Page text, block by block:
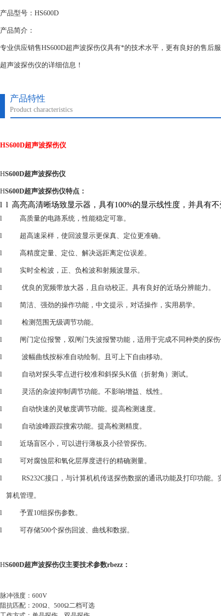
产品型号：HS600D
产品简介：
专业供应销售HS600D超声波探伤仪具有*的技术水平，更有良好的售后
超声波探伤仪的详细信息！
产品特性
Product characteristics
HS600D超声波探伤仪
HS600D超声波探伤仪
HS600D超声波探伤仪特点：
l l 高亮高清晰场致显示器，具有100%的显示线性度，并具有
l 高质量的电路系统，性能稳定可靠。
l 超高速采样，使回波显示更保真、定位更准确。
l 高精度定量、定位、解决远距离定位误差。
l 实时全检波，正、负检波和射频波显示。
l 优良的宽频带放大器，且自动校正。具有良好的近场分辨能力。
l 简洁、强劲的操作功能，中文提示，对话操作，实用易学。
l 检测范围无级调节功能。
l 闸门定位报警，双闸门失波报警功能，适用于完成不同种类的探伤
l 波幅曲线按标准自动绘制。且可上下自由移动。
l 自动对探头零点进行校准和斜探头K值（折射角）测试。
l 灵活的杂波抑制调节功能。不影响增益、线性。
l 自动快速的灵敏度调节功能。提高检测速度。
l 自动波峰跟踪搜索功能。提高检测精度。
l 近场盲区小，可以进行薄板及小径管探伤。
l 可对腐蚀层和氧化层厚度进行的精确测量。
l RS232C接口，与计算机机传送探伤数据的通讯功能及打印功能。
算机管理。
l 予置10组探伤参数。
l 可存储500个探伤回波、曲线和数据。
HS600D超声波探伤仪主要技术参数rbezz：
脉冲强度：600V
阻抗匹配：200Ω、500Ω二档可选